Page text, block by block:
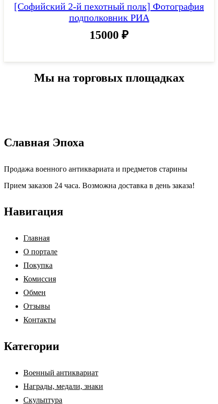
[Софийский 2-й пехотный полк] Фотография
подполковник РИА
15000 ₽
Мы на торговых площадках
Славная Эпоха
Продажа военного антиквариата и предметов старины
Прием заказов 24 часа. Возможна доставка в день заказа!
Навигация
Главная
О портале
Покупка
Комиссия
Обмен
Отзывы
Контакты
Категории
Военный антиквариат
Награды, медали, знаки
Скульптура